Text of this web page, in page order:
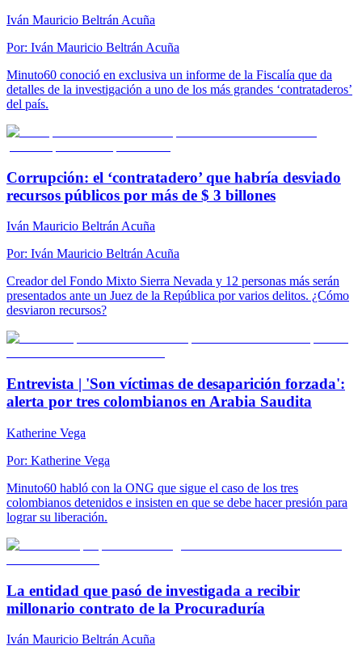
Iván Mauricio Beltrán Acuña
Por: Iván Mauricio Beltrán Acuña
Minuto60 conoció en exclusiva un informe de la Fiscalía que da
detalles de la investigación a uno de los más grandes ‘contrataderos’
del país.
Corrupción: el ‘contratadero’ que habría desviado
recursos públicos por más de $ 3 billones
Iván Mauricio Beltrán Acuña
Por: Iván Mauricio Beltrán Acuña
Creador del Fondo Mixto Sierra Nevada y 12 personas más serán
presentados ante un Juez de la República por varios delitos. ¿Cómo
desviaron recursos?
Entrevista | 'Son víctimas de desaparición forzada':
alerta por tres colombianos en Arabia Saudita
Katherine Vega
Por: Katherine Vega
Minuto60 habló con la ONG que sigue el caso de los tres
colombianos detenidos e insisten en que se debe hacer presión para
lograr su liberación.
La entidad que pasó de investigada a recibir
millonario contrato de la Procuraduría
Iván Mauricio Beltrán Acuña